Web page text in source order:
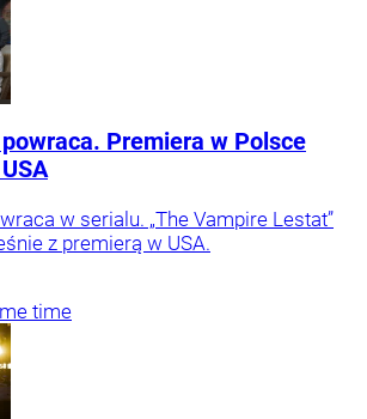
Premiera w Polsce
w serialu. „The Vampire Lestat”
z premierą w USA.
time